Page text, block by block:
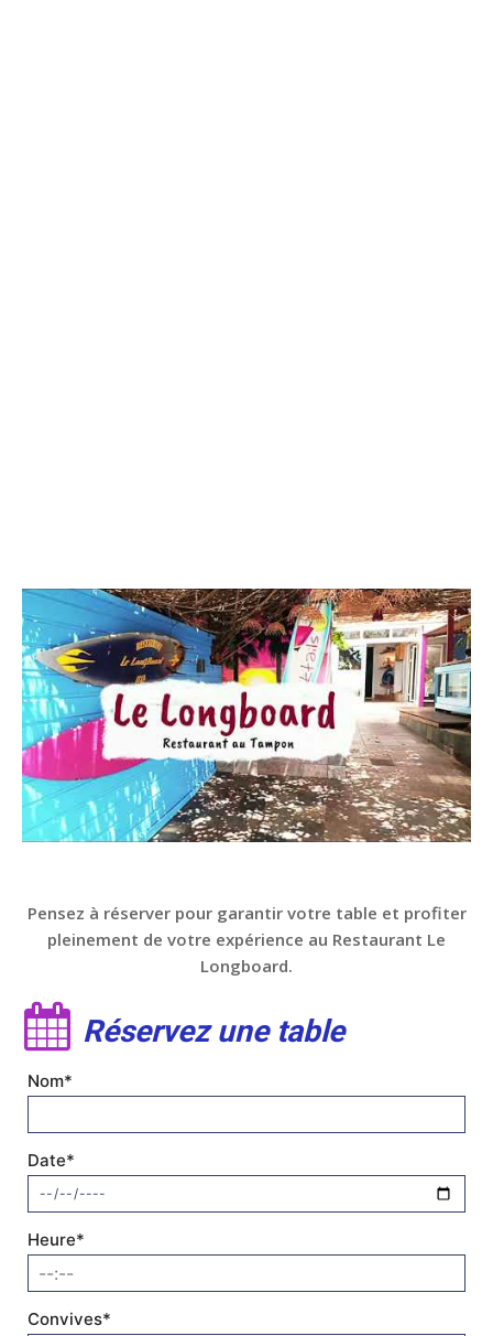
Pensez à réserver pour garantir votre table et profiter
pleinement de votre expérience au Restaurant Le
Longboard.
Réservez une table
Nom*
Date*
Heure*
Convives*